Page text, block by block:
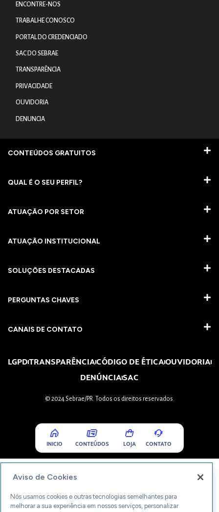
ENCONTRE-NOS
TRABALHE CONOSCO
PORTAL DO CREDENCIADO
SAC DO SEBRAE
TRANSPARÊNCIA
PRIVACIDADE
OUVIDORIA
DENUNCIA
CONTEÚDOS GRATUITOS
QUAL É O SEU PERFIL?
ATUAÇÃO POR SETOR
ATUAÇÃO INSTITUCIONAL
SOLUÇÕES DESTACADAS
PERGUNTAS CHAVES​
CANAIS DE CONTATO
LGPDTRANSPARÊNCIACÓDIGO DE ÉTICAOUVIDORIA
DENÚNCIASAC
© 2024 Sebrae/PR. Todos os direitos reservados.
INICIO CONTEÚDOS LOJA CONTATO
Aviso de Cookies
Nós usamos cookies e outras tecnologias semelhantes para
melhorar a sua experiência em nossos serviços, personalizar